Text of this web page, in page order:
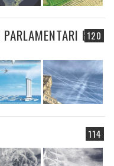
120
E
114